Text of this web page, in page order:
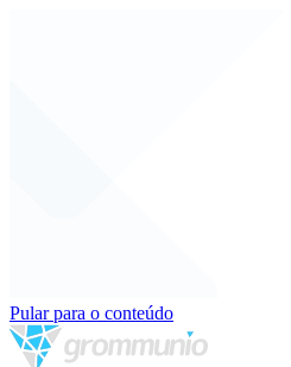
Pular para o conteúdo